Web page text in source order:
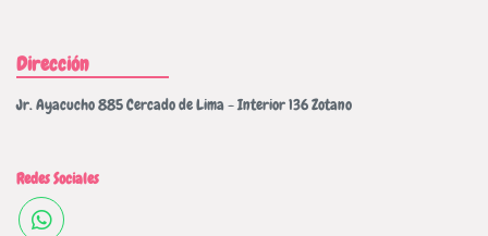
Dirección
Jr. Ayacucho 885 Cercado de Lima - Interior 136 Zotano
Redes Sociales